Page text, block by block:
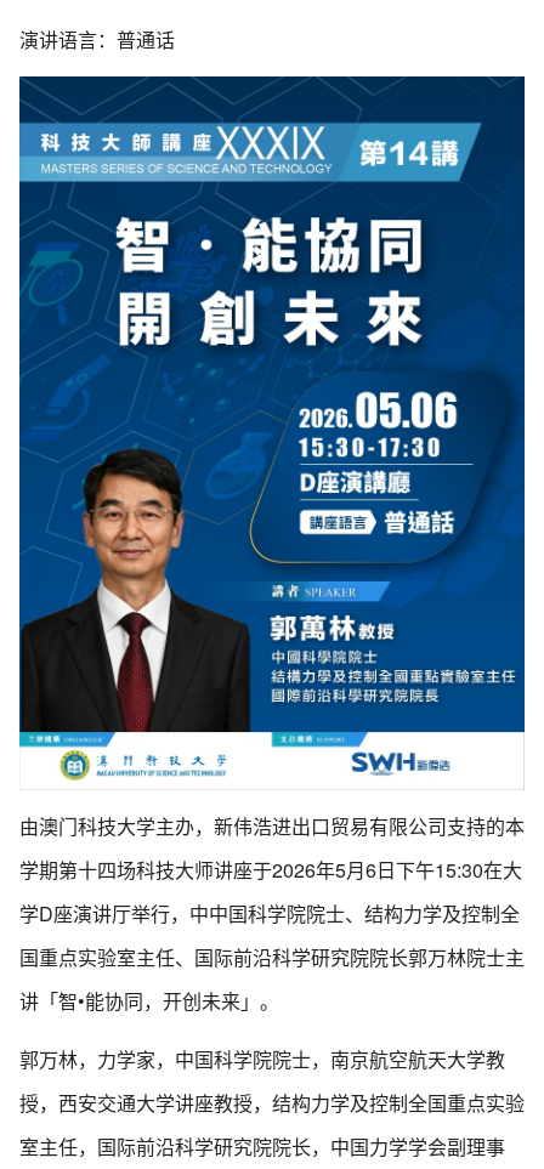
演讲语言：普通话
由澳门科技大学主办，新伟浩进出口贸易有限公司支持的本
学期第十四场科技大师讲座于2026年5月6日下午15:30在大
学D座演讲厅举行，中中国科学院院士、结构力学及控制全
国重点实验室主任、国际前沿科学研究院院长郭万林院士主
讲「智•能协同，开创未来」。
郭万林，力学家，中国科学院院士，南京航空航天大学教
授，西安交通大学讲座教授，结构力学及控制全国重点实验
室主任，国际前沿科学研究院院长，中国力学学会副理事